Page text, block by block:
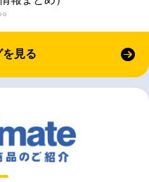
を見る